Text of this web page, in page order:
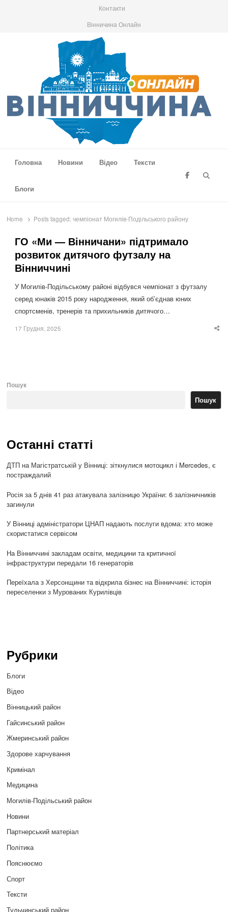
Контакти
Вінничина Онлайн
Головна
Новини Відео Тексти
Блоги
Home Posts tagged:чемпіонат Могилів-Подільського району
ГО «Ми — Вінничани» підтримало
розвиток дитячого футзалу на
Вінниччині
У Могилів-Подільському районі відбувся чемпіонат з футзалу
серед юнаків 2015 року народження, який об’єднав юних
спортсменів, тренерів та прихильників дитячого…
17 Грудня, 2025
Пошук
Пошук
Останні статті
ДТП на Магістратській у Вінниці: зіткнулися мотоцикл і Mercedes, є
постраждалий
Росія за 5 днів 41 раз атакувала залізницю України: 6 залізничників
загинули
У Вінниці адміністратори ЦНАП надають послуги вдома: хто може
скористатися сервісом
На Вінниччині закладам освіти, медицини та критичної
інфраструктури передали 16 генераторів
Переїхала з Херсонщини та відкрила бізнес на Вінниччині: історія
переселенки з Мурованих Курилівців
Рубрики
Блоги
Відео
Вінницький район
Гайсинський район
Жмеринський район
Здорове харчування
Кримінал
Медицина
Могилів-Подільський район
Новини
Партнерський матеріал
Політика
Пояснюємо
Спорт
Тексти
Тульчинський район